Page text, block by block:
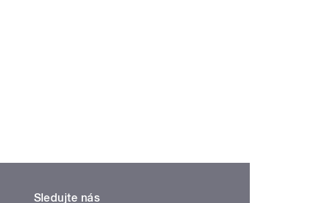
Sledujte nás